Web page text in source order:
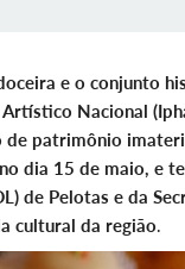
e o conjunto
Nacional
de patrimônio
dia 15 de maio, e
de Pelotas e da
cultural da região.